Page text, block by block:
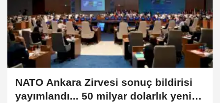
NATO Ankara Zirvesi sonuç bildirisi
yayımlandı... 50 milyar dolarlık yeni